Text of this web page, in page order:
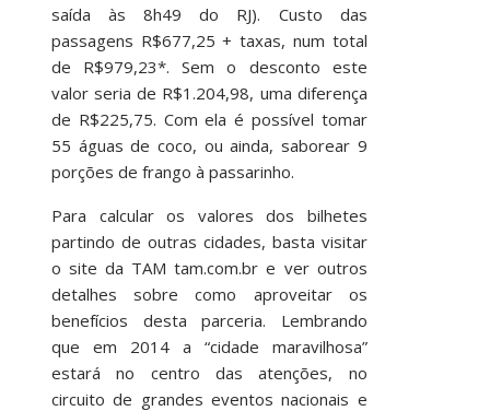
saída às 8h49 do RJ). Custo das
passagens R$677,25 + taxas, num total
de R$979,23*. Sem o desconto este
valor seria de R$1.204,98, uma diferença
de R$225,75. Com ela é possível tomar
55 águas de coco, ou ainda, saborear 9
porções de frango à passarinho.
Para calcular os valores dos bilhetes
partindo de outras cidades, basta visitar
o site da TAM tam.com.br e ver outros
detalhes sobre como aproveitar os
benefícios desta parceria. Lembrando
que em 2014 a “cidade maravilhosa”
estará no centro das atenções, no
circuito de grandes eventos nacionais e